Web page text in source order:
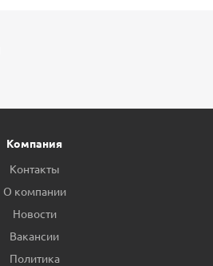
Компания
Контакты
О компании
Новости
Вакансии
Политика